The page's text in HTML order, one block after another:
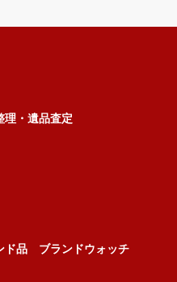
理・遺品査定
ド品
ブランドウォッチ